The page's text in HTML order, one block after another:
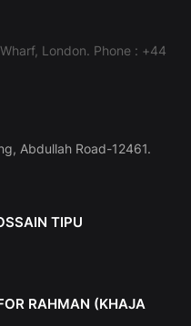
London. Phone : +44
Abdullah Road-12461.
TIPU
RAHMAN (KHAJA